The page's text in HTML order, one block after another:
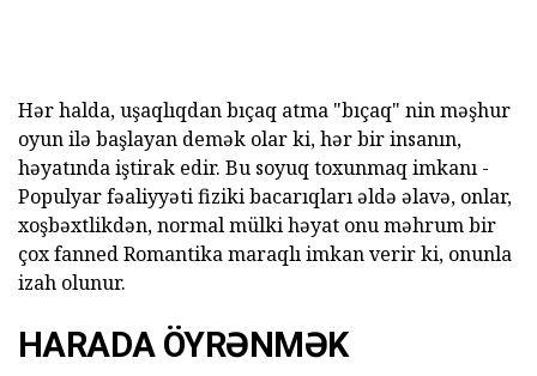
Hər halda, uşaqlıqdan bıçaq atma "bıçaq" nin məşhur
oyun ilə başlayan demək olar ki, hər bir insanın,
həyatında iştirak edir. Bu soyuq toxunmaq imkanı -
Populyar fəaliyyəti fiziki bacarıqları əldə əlavə, onlar,
xoşbəxtlikdən, normal mülki həyat onu məhrum bir
çox fanned Romantika maraqlı imkan verir ki, onunla
izah olunur.
HARADA ÖYRƏNMƏK